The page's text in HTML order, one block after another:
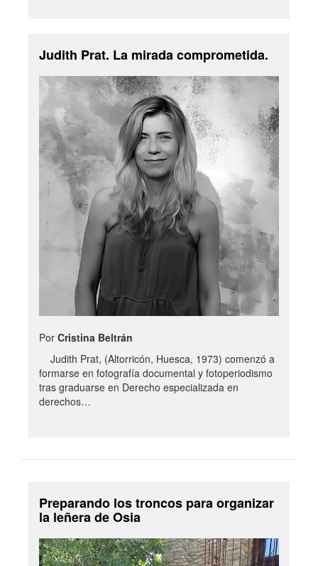
Judith Prat. La mirada comprometida.
Por Cristina Beltrán
Judith Prat, (Altorricón, Huesca, 1973) comenzó a
formarse en fotografía documental y fotoperiodismo
tras graduarse en Derecho especializada en
derechos…
Preparando los troncos para organizar
la leñera de Osia